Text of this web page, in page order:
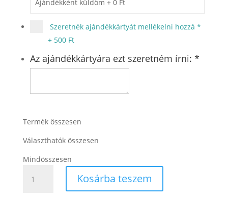
Ajándékként küldöm + 0 Ft
Szeretnék ajándékkártyát mellékelni hozzá *
+ 500 Ft
Az ajándékkártyára ezt szeretném írni: *
Termék összesen
Választhatók összesen
Mindösszesen
szívecskék
Kosárba teszem